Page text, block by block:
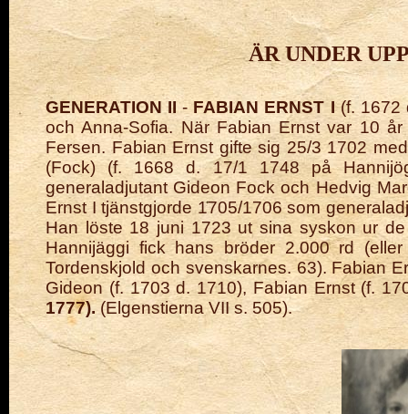
ÄR UNDER
GENERATION II- FABIAN ERNST I(f. 1672
och Anna-Sofia. När Fabian Ernst var 10
Fersen.Fabian Ernst gifte sig 25/3 1702
(Fock) (f. 1668 d. 17/1 1748 på
generaladjutant Gideon Fock och Hedvig
Ernst I tjänstgjorde 1705/1706 som
Hanlöste 18 juni 1723 ut sina syskon ur
Hannijäggi fick hans bröder 2.000 rd
Tordenskjold och svenskarnes. 63). Fabian
Gideon (f. 1703 d. 1710), Fabian Ernst (f.
1777).(Elgenstierna VII s. 505).